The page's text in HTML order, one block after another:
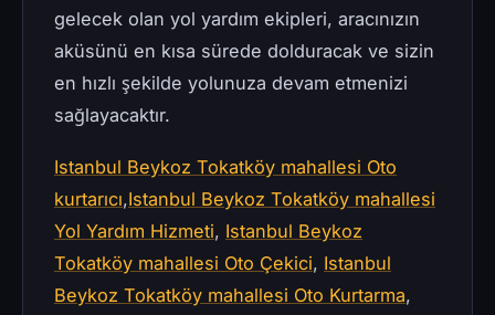
gelecek olan yol yardım ekipleri, aracınızın
aküsünü en kısa sürede dolduracak ve sizin
en hızlı şekilde yolunuza devam etmenizi
sağlayacaktır.
Istanbul Beykoz Tokatköy mahallesi Oto
kurtarıcı,Istanbul Beykoz Tokatköy mahallesi
Yol Yardım Hizmeti, Istanbul Beykoz
Tokatköy mahallesi Oto Çekici, Istanbul
Beykoz Tokatköy mahallesi Oto Kurtarma,